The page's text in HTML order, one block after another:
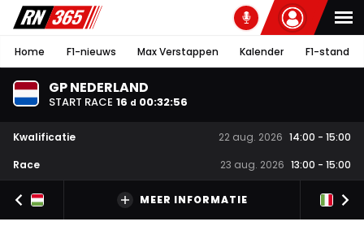
Home F1-nieuws Max Verstappen Kalender F1-stand
GP NEDERLAND
START RACE 16 d 00:32:56
Kwalificatie 22 aug. 2026 14:00 - 15:00
Race
23 aug. 2026 13:00 - 15:00
MEER INFORMATIE